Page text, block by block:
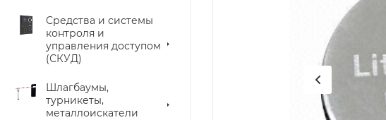
Средства и системы
контроля и
управления доступом
(СКУД)
Шлагбаумы,
турникеты,
металлоискатели